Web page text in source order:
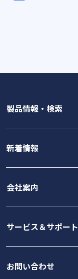
製品情報・検索
新着情報
会社案内
サービス＆サポート
お問い合わせ